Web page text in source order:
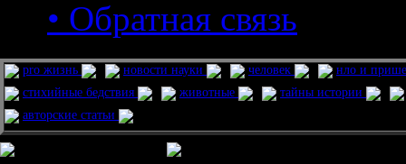
• Обратная связь
pro жизнь новости науки человек
нло и
стихийные бедствия
животные
тайны истории
авторские статьи